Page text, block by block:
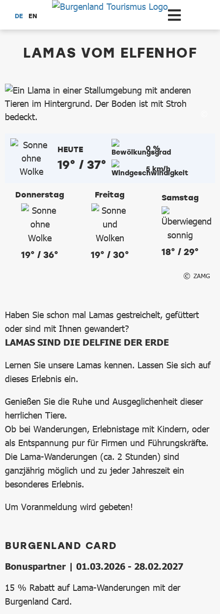
Zum Hauptinhalt springen
DE EN
LAMAS VOM ELFENHOF
HEUTE
19° / 37°
0 %
5 km/h
Donnerstag
19° / 36°
Freitag
19° / 30°
Samstag
18° / 29°
ZAMG
Haben Sie schon mal Lamas gestreichelt, gefüttert
oder sind mit Ihnen gewandert?
LAMAS SIND DIE DELFINE DER ERDE
Lernen Sie unsere Lamas kennen. Lassen Sie sich auf
dieses Erlebnis ein.
Genießen Sie die Ruhe und Ausgeglichenheit dieser
herrlichen Tiere.
Ob bei Wanderungen, Erlebnistage mit Kindern, oder
als Entspannung pur für Firmen und Führungskräfte.
Die Lama-Wanderungen (ca. 2 Stunden) sind
ganzjährig möglich und zu jeder Jahreszeit ein
besonderes Erlebnis.
Um Voranmeldung wird gebeten!
BURGENLAND CARD
Bonuspartner | 01.03.2026 - 28.02.2027
15 % Rabatt auf Lama-Wanderungen mit der
Burgenland Card.